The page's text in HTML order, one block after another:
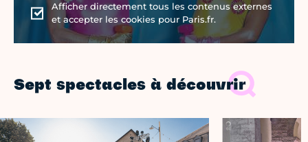
Afficher directement tous les contenus externes
et accepter les cookies pour Paris.fr.
Sept spectacles à découvrir